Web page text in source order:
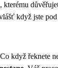
když jste
když řeknete